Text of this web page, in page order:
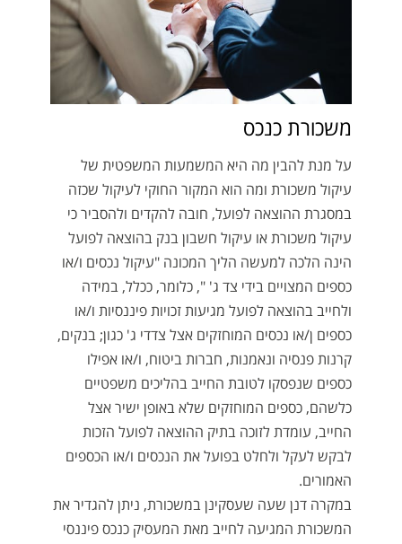
משכורת כנכס
על מנת להבין מה היא המשמעות המשפטית של
עיקול משכורת ומה הוא המקור החוקי לעיקול שכזה
במסגרת ההוצאה לפועל, חובה להקדים ולהסביר כי
עיקול משכורת או עיקול חשבון בנק בהוצאה לפועל
הינה הלכה למעשה הליך המכונה "עיקול נכסים ו/או
כספים המצויים בידי צד ג' ", כלומר, ככלל, במידה
ולחייב בהוצאה לפועל מגיעות זכויות פיננסיות ו/או
כספים ן/או נכסים המוחזקים אצל צדדי ג' כגון; בנקים,
קרנות פנסיה ונאמנות, חברות ביטוח, ו/או אפילו
כספים שנפסקו לטובת החייב בהליכים משפטיים
כלשהם, כספים המוחזקים שלא באופן ישיר אצל
החייב, עומדת לזוכה בתיק ההוצאה לפועל הזכות
לבקש לעקל ולחלט בפועל את הנכסים ו/או הכספים
האמורים.
במקרה דנן שעה שעסקינן במשכורת, ניתן להגדיר את
המשכורת המגיעה לחייב מאת המעסיק כנכס פיננסי